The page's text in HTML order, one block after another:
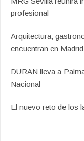
profesional
Arquitectura,
encuentran en Madrid
DURAN lleva a
Nacional
El nuevo reto de los